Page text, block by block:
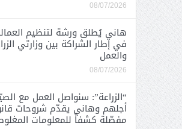
08/07/2026
هاني يُطلق ورشة لتنظيم
في إطار الشراكة بين وزارتي
والعمل
08/07/2026
“الزراعة”: سنواصل العمل مع
أجلهم وهاني يقدّم شروحات
مفصّلة كشفاً للمعلومات